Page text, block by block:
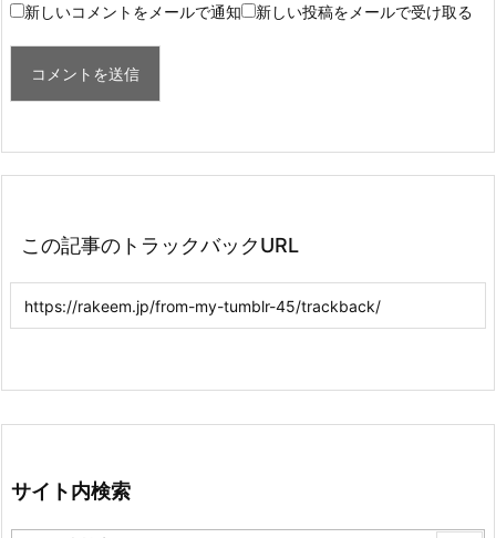
新しいコメントをメールで通知 新しい投稿をメールで受け取る
この記事のトラックバックURL
サイト内検索